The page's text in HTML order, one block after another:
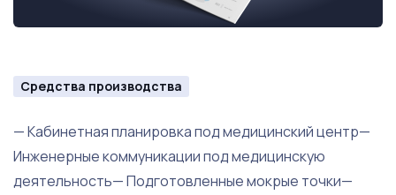
— диагностического центра;
— реабилитационного направления;
— лицензируемой медицинской деятельности.
Ключевые преимущества:
Средства производства
— Кабинетная планировка под медицинский центр—
Инженерные коммуникации под медицинскую
деятельность— Подготовленные мокрые точки—